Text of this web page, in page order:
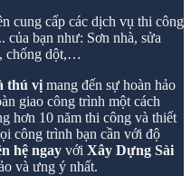
cung cấp các dịch vụ thi công
của bạn như: Sơn nhà, sửa
chống dột,…
thú vị mang đến sự hoàn hảo
giao công trình một cách
hơn 10 năm thi công và thiết
công trình bạn cần với độ
hệ ngay với Xây Dựng Sài
và ưng ý nhất.